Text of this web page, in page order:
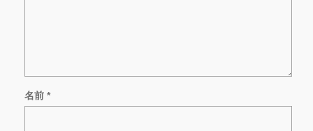
名前 *